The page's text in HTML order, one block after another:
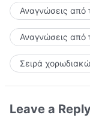
Αναγνώσεις από
Αναγνώσεις από
Σειρά
Leave a